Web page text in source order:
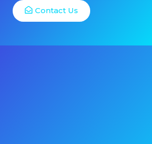
Contact Us